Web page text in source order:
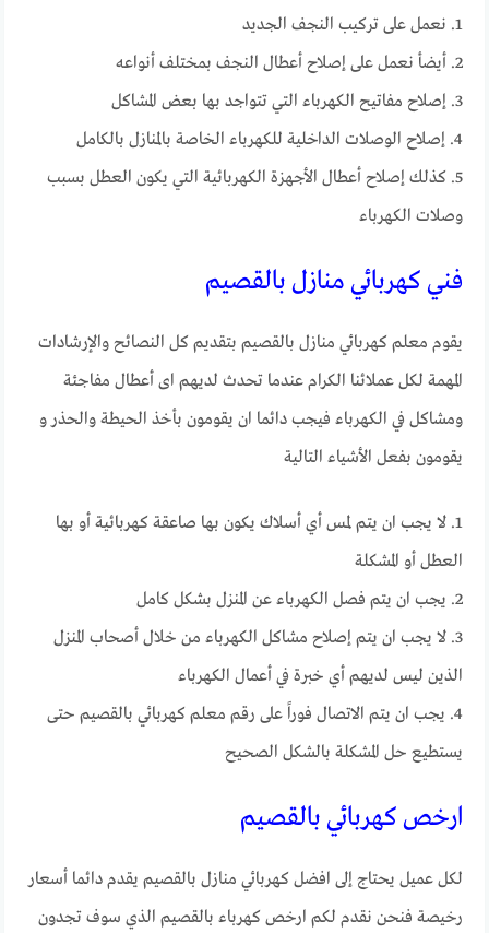
1. نعمل على تركيب النجف الجديد
2. أيضأ نعمل على إصلاح أعطال النجف بمختلف أنواعه
3. إصلاح مفاتيح الكهرباء التي تتواجد بها بعض المشاكل
4. إصلاح الوصلات الداخلية للكهرباء الخاصة بالمنازل بالكامل
5. كذلك إصلاح أعطال الأجهزة الكهربائية التي يكون العطل بسبب
وصلات الكهرباء
فني كهربائي منازل بالقصيم
يقوم معلم كهربائي منازل بالقصيم بتقديم كل النصائح والإرشادات
المهمة لكل عملائنا الكرام عندما تحدث لديهم اى أعطال مفاجئة
ومشاكل في الكهرباء فيجب دائما ان يقومون بأخذ الحيطة والحذر و
يقومون بفعل الأشياء التالية
1. لا يجب ان يتم لمس أي أسلاك يكون بها صاعقة كهربائية أو بها
العطل أو المشكلة
2. يجب ان يتم فصل الكهرباء عن المنزل بشكل كامل
3. لا يجب ان يتم إصلاح مشاكل الكهرباء من خلال أصحاب المنزل
الذين ليس لديهم أي خبرة في أعمال الكهرباء
4. يجب ان يتم الاتصال فوراً على رقم معلم كهربائي بالقصيم حتى
يستطيع حل المشكلة بالشكل الصحيح
ارخص كهربائي بالقصيم
لكل عميل يحتاج إلى افضل كهربائي منازل بالقصيم يقدم دائما أسعار
رخيصة فنحن نقدم لكم ارخص كهرباء بالقصيم الذي سوف تجدون